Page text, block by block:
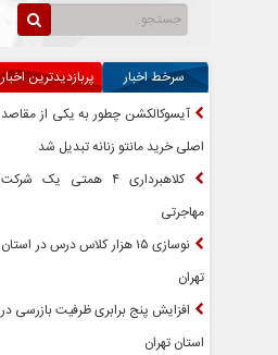
سرخط اخبار
پربازدیدترین اخبار
آیسوکالکشن چطور به یکی از مقاصد
اصلی خرید مانتو زنانه تبدیل شد
کلاهبرداری ۴ همتی یک شرکت
مهاجرتی
نوسازی ۱۵ هزار کلاس درس در استان
تهران
افزایش پنج برابری ظرفیت بازرسی در
استان تهران